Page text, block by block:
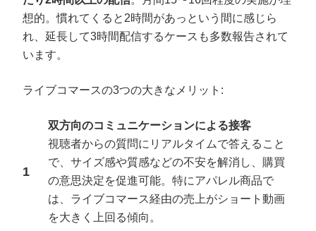
想的。慣れてくると2時間があっという間に感じら
れ、延長して3時間配信するケースも多数報告されて
います。
ライブコマースの3つの大きなメリット:
双方向のコミュニケーションによる接客
視聴者からの質問にリアルタイムで答えること
で、サイズ感や質感などの不安を解消し、購買
の意思決定を促進可能。特にアパレル商品で
は、ライブコマース経由の売上がショート動画
を大きく上回る傾向。